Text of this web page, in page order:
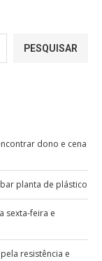
PESQUISAR
dono e cena
planta de plástico
sexta-feira e
resistência e